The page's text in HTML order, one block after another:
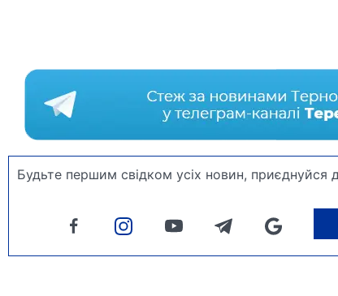
Будьте першим свідком усіх новин, приєднуйся